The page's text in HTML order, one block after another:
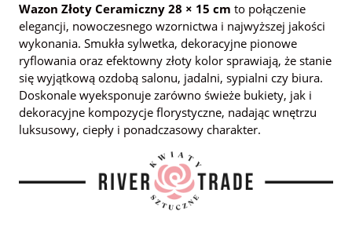
Wazon Złoty Ceramiczny 28 × 15 cm to połączenie
elegancji, nowoczesnego wzornictwa i najwyższej jakości
wykonania. Smukła sylwetka, dekoracyjne pionowe
ryflowania oraz efektowny złoty kolor sprawiają, że stanie
się wyjątkową ozdobą salonu, jadalni, sypialni czy biura.
Doskonale wyeksponuje zarówno świeże bukiety, jak i
dekoracyjne kompozycje florystyczne, nadając wnętrzu
luksusowy, ciepły i ponadczasowy charakter.